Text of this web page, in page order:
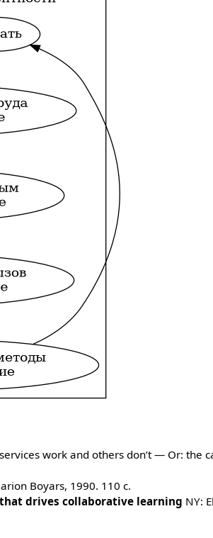
work and others don’t — Or: the
Boyars, 1990. 110 c.
drives collaborative learning NY: